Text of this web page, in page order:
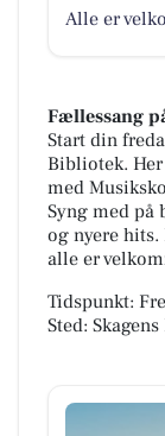
Alle er
Fællessang
Start din
Bibliotek.
med
Syng med på
og nyere
alle er
Tidspunkt:
Sted: